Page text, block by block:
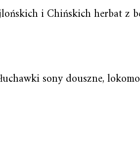
i Chińskich herbat z
sony douszne,